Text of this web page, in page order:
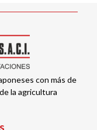
con más de
la agricultura